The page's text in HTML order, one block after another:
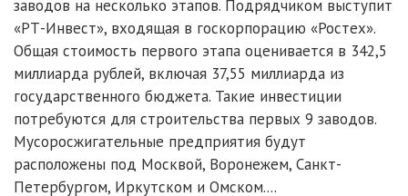
заводов на несколько этапов. Подрядчиком выступит
«РТ-Инвест», входящая в госкорпорацию «Ростех».
Общая стоимость первого этапа оценивается в 342,5
миллиарда рублей, включая 37,55 миллиарда из
государственного бюджета. Такие инвестиции
потребуются для строительства первых 9 заводов.
Мусоросжигательные предприятия будут
расположены под Москвой, Воронежем, Санкт-
Петербургом, Иркутском и Омском....